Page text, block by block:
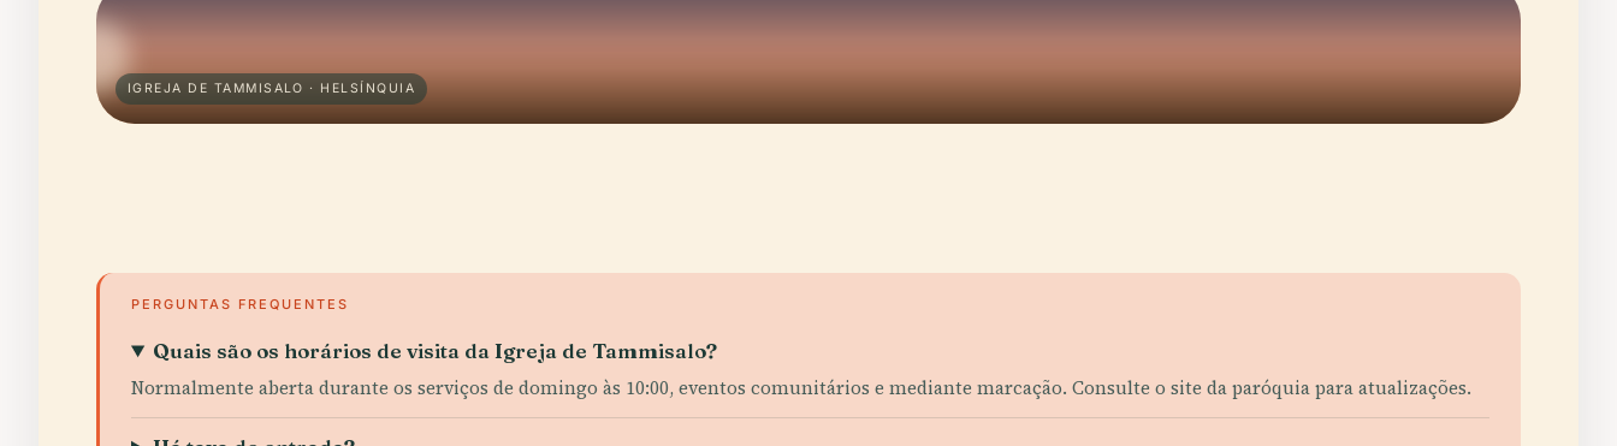
IGREJA DE TAMMISALO · HELSÍNQUIA
PERGUNTAS FREQUENTES
Quais são os horários de visita da Igreja de Tammisalo?
Normalmente aberta durante os serviços de domingo às 10:00, eventos comunitários e mediante marcação. Consulte o site da paróquia para atualizações.